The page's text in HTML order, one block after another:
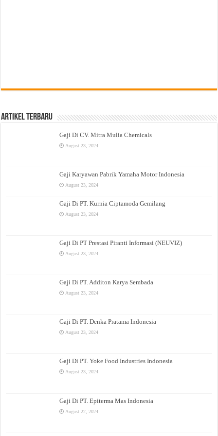
Artikel Terbaru
Gaji Di CV. Mitra Mulia Chemicals
August 23, 2024
Gaji Karyawan Pabrik Yamaha Motor Indonesia
August 23, 2024
Gaji Di PT. Kurnia Ciptamoda Gemilang
August 23, 2024
Gaji Di PT Prestasi Piranti Informasi (NEUVIZ)
August 23, 2024
Gaji Di PT. Additon Karya Sembada
August 23, 2024
Gaji Di PT. Denka Pratama Indonesia
August 23, 2024
Gaji Di PT. Yoke Food Industries Indonesia
August 23, 2024
Gaji Di PT. Epiterma Mas Indonesia
August 22, 2024